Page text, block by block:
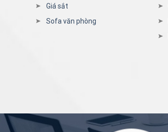
Giá sắt
Sofa văn phòng